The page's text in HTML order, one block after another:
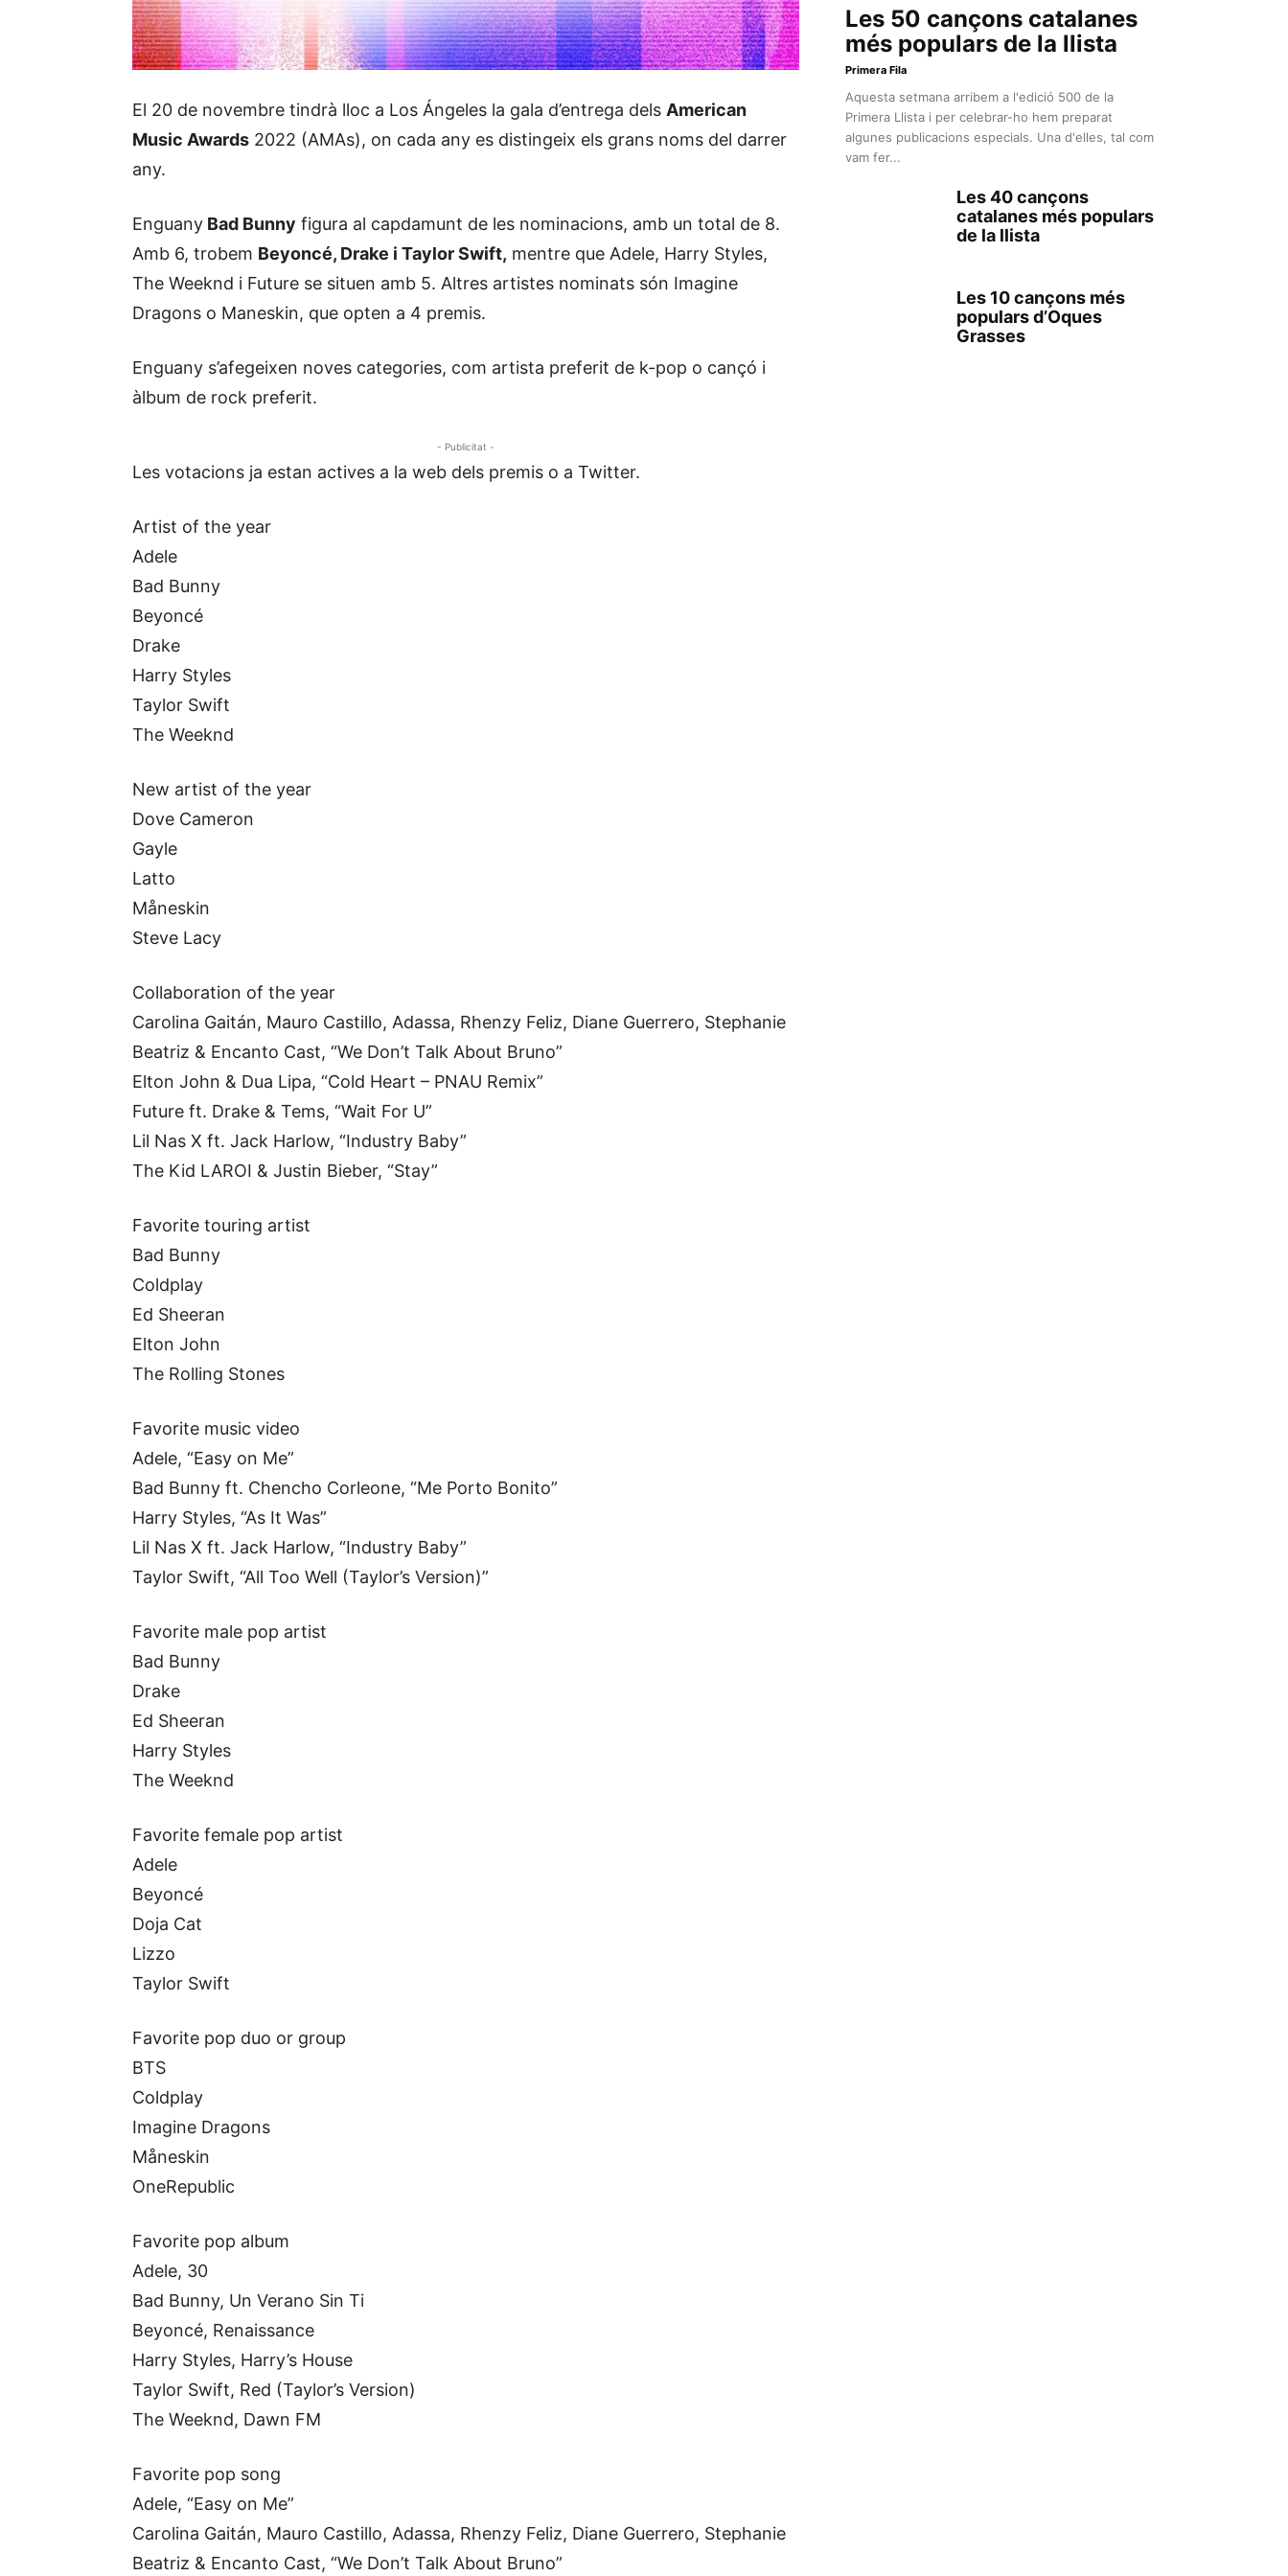
El 20 de novembre tindrà lloc a Los Ángeles la gala d’entrega dels American
Music Awards 2022 (AMAs), on cada any es distingeix els grans noms del darrer
any.
Enguany Bad Bunny figura al capdamunt de les nominacions, amb un total de 8.
Amb 6, trobem Beyoncé, Drake i Taylor Swift, mentre que Adele, Harry Styles,
The Weeknd i Future se situen amb 5. Altres artistes nominats són Imagine
Dragons o Maneskin, que opten a 4 premis.
Enguany s’afegeixen noves categories, com artista preferit de k-pop o cançó i
àlbum de rock preferit.
- Publicitat -
Les votacions ja estan actives a la web dels premis o a Twitter.
Artist of the year
Adele
Bad Bunny
Beyoncé
Drake
Harry Styles
Taylor Swift
The Weeknd
New artist of the year
Dove Cameron
Gayle
Latto
Måneskin
Steve Lacy
Collaboration of the year
Carolina Gaitán, Mauro Castillo, Adassa, Rhenzy Feliz, Diane Guerrero, Stephanie
Beatriz & Encanto Cast, “We Don’t Talk About Bruno”
Elton John & Dua Lipa, “Cold Heart – PNAU Remix”
Future ft. Drake & Tems, “Wait For U”
Lil Nas X ft. Jack Harlow, “Industry Baby”
The Kid LAROI & Justin Bieber, “Stay”
Favorite touring artist
Bad Bunny
Coldplay
Ed Sheeran
Elton John
The Rolling Stones
Favorite music video
Adele, “Easy on Me”
Bad Bunny ft. Chencho Corleone, “Me Porto Bonito”
Harry Styles, “As It Was”
Lil Nas X ft. Jack Harlow, “Industry Baby”
Taylor Swift, “All Too Well (Taylor’s Version)”
Favorite male pop artist
Bad Bunny
Drake
Ed Sheeran
Harry Styles
The Weeknd
Favorite female pop artist
Adele
Beyoncé
Doja Cat
Lizzo
Taylor Swift
Favorite pop duo or group
BTS
Coldplay
Imagine Dragons
Måneskin
OneRepublic
Favorite pop album
Adele, 30
Bad Bunny, Un Verano Sin Ti
Beyoncé, Renaissance
Harry Styles, Harry’s House
Taylor Swift, Red (Taylor’s Version)
The Weeknd, Dawn FM
Favorite pop song
Adele, “Easy on Me”
Carolina Gaitán, Mauro Castillo, Adassa, Rhenzy Feliz, Diane Guerrero, Stephanie
Beatriz & Encanto Cast, “We Don’t Talk About Bruno”
Les 50 cançons catalanes
més populars de la llista
Primera Fila
Aquesta setmana arribem a l'edició 500 de la
Primera Llista i per celebrar-ho hem preparat
algunes publicacions especials. Una d'elles, tal com
vam fer...
Les 40 cançons
catalanes més populars
de la llista
Les 10 cançons més
populars d’Oques
Grasses